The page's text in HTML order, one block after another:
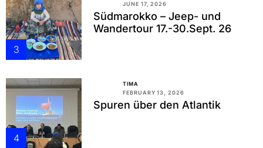
3
JUNE 17, 2026
Südmarokko – Jeep- und
Wandertour 17.-30.Sept. 26
4
TIMA
FEBRUARY 13, 2026
Spuren über den Atlantik